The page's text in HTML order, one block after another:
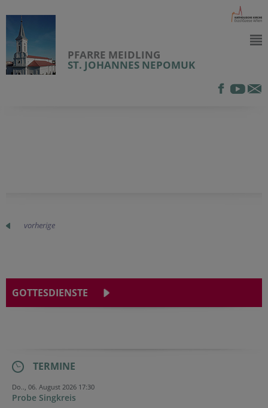
PFARRE MEIDLING
ST. JOHANNES NEPOMUK
vorherige
GOTTESDIENSTE
TERMINE
Do.., 06. August 2026 17:30
Probe Singkreis